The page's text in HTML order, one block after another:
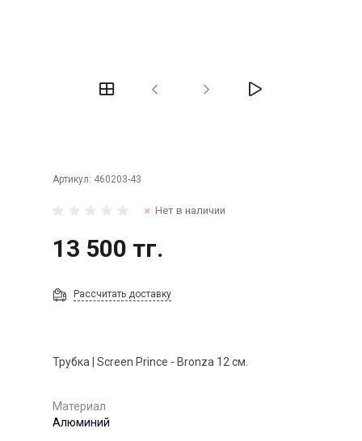
Артикул: 460203-43
Нет в наличии
13 500 тг.
Рассчитать доставку
Трубка | Screen Prince - Bronza 12 см.
Материал
Алюминий